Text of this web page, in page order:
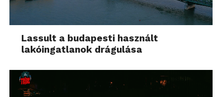
Lassult a budapesti használt
lakóingatlanok drágulása